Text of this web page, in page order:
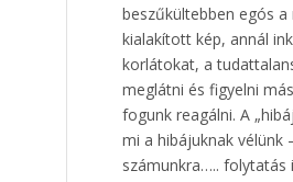
beszűkültebben egós a
kialakított kép, annál
korlátokat, a
meglátni és figyelni
fogunk reagálni. A
mi a hibájuknak vélünk
számunkra….. folytatás